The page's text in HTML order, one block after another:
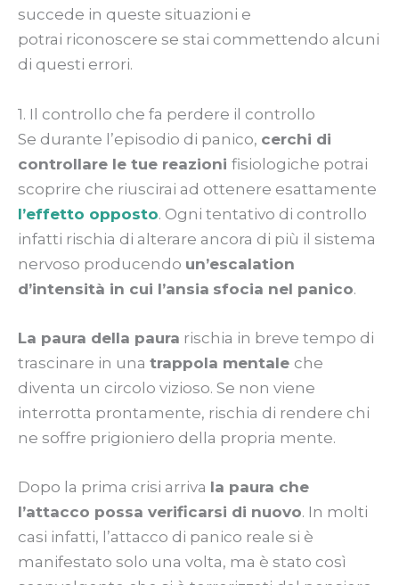
succede in queste situazioni e
potrai riconoscere se stai commettendo alcuni
di questi errori.
1. Il controllo che fa perdere il controllo
Se durante l’episodio di panico, cerchi di
controllare le tue reazioni fisiologiche potrai
scoprire che riuscirai ad ottenere esattamente
l’effetto opposto. Ogni tentativo di controllo
infatti rischia di alterare ancora di più il sistema
nervoso producendo un’escalation
d’intensità in cui l’ansia sfocia nel panico.
La paura della paura rischia in breve tempo di
trascinare in una trappola mentale che
diventa un circolo vizioso. Se non viene
interrotta prontamente, rischia di rendere chi
ne soffre prigioniero della propria mente.
Dopo la prima crisi arriva la paura che
l’attacco possa verificarsi di nuovo. In molti
casi infatti, l’attacco di panico reale si è
manifestato solo una volta, ma è stato così